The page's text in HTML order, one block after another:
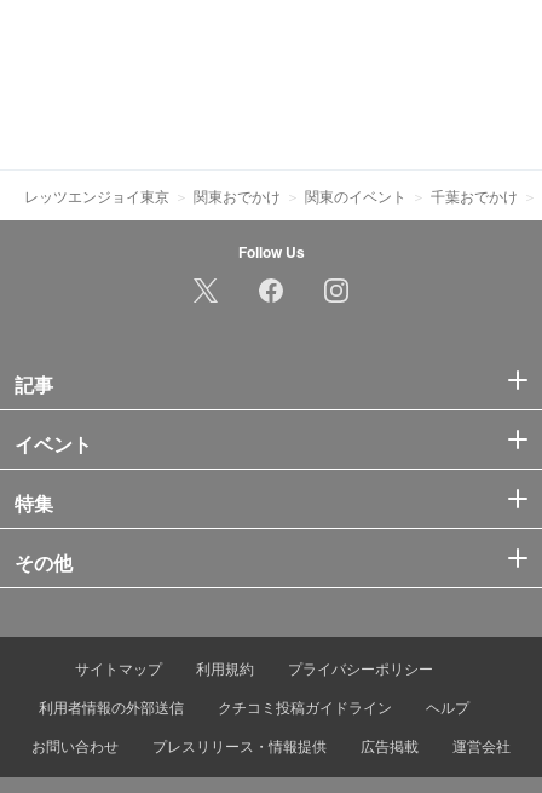
レッツエンジョイ東京 関東おでかけ 関東のイベント 千葉おでかけ
Follow Us
記事
イベント
特集
その他
サイトマップ 利用規約
プライバシーポリシー
利用者情報の外部送信
クチコミ投稿ガイドライン
ヘルプ
お問い合わせ
プレスリリース・情報提供 広告掲載 運営会社